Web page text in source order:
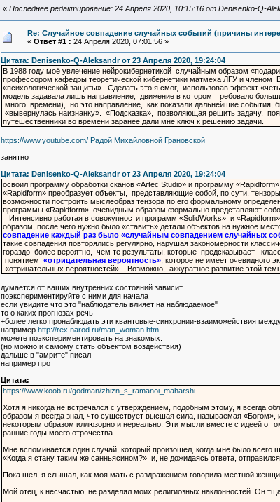
« Последнее редактирование: 24 Апреля 2020, 10:15:16 от Denisenko-Q-
Re: Случайное совпадение случайных событий (причины
« Ответ #1 : 24 Апреля 2020, 07:01:56 »
Цитата: Denisenko-Q-Aleksandr от 23 Апреля 2020, 19:24:04
В 1988 году моё увлечение нейрокибернетикой случайным образом
профессором кафедры теоретической кибернетики матмеха ЛГУ и
«психологической защиты». Сделать это я смог, использовав эффект
модель задавала лишь направление, движение в котором требовало
много времени), но это направление, как показали дальнейшие
«вывернулась наизнанку». «Подсказка», позволяющая решить задачу,
путешественники во времени заранее дали мне ключ к решению задачи.
https://www.youtube.com/ Радой Михайловной Грановской
занятно
Цитата: Denisenko-Q-Aleksandr от 23 Апреля 2020, 19:24:04
освоил программу обработки сканов «Artec Studio» и программу
«Rapidform» преобразует объекты, представляющие собой, по сути,
возможности построить мыслеобраз тензора по его формальному
программы «Rapidform» очевидным образом формально представляют
Интенсивно работая в совокупности программ «SolidWorks» и
образом, после чего нужно было «ставить» детали объектов на нужное
совпадение каждый раз было «случайным совпадением случайных
такие совпадения повторялись регулярно, нарушая закономерности
гораздо более вероятно, чем те результаты, которые предсказывает
понятием «отрицательная вероятность», которое не имеет очевидного
«отрицательных вероятностей». Возможно, аккуратное развитие этой
думается от ваших внутренних состояний зависит
поэкспериментируйте с ними для начала
если увидите что это "наблюдатель влияет на наблюдаемое"
то о каких прогнозах речь
+более легко пронаблюдать эти квантовые-синхронии-взаиможействия
например http://rex.narod.ru/man_woman.htm
можете поэкспериментировать на знакомых.
(но можно и самому стать объектом воздействия)
дальше в "амрите" писал
например про
Цитата:
https://www.koob.ru/godman/zhizn_s_ramanoi_maharshi
Хотя я никогда не встречался с утверждением, подобным этому, я всегда
образом я всегда знал, что существует высшая сила, называемая «Богом»,
некоторым образом иллюзорно и нереально. Эти мысли вместе с идеей о
ранние годы моего отрочества.
Мне вспоминается один случай, который произошел, когда мне было
«Когда я стану таким же санньясином?» и, не дожидаясь ответа,
Пока шел, я слышал, как моя мать с раздражением говорила местной
Мой отец, к несчастью, не разделял моих религиозных наклонностей. Он